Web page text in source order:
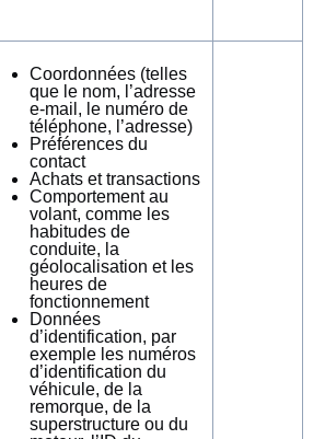
Coordonnées (telles
que le nom, l’adresse
e-mail, le numéro de
téléphone, l’adresse)
Préférences du
contact
Achats et transactions
Comportement au
volant, comme les
habitudes de
conduite, la
géolocalisation et les
heures de
fonctionnement
Données
d’identification, par
exemple les numéros
d’identification du
véhicule, de la
remorque, de la
superstructure ou du